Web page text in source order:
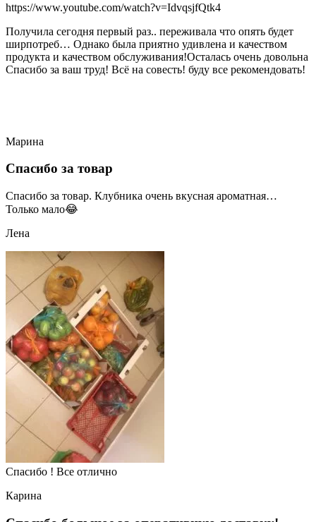
https://www.youtube.com/watch?v=IdvqsjfQtk4
Получила сегодня первый раз.. переживала что опять будет
ширпотреб… Однако была приятно удивлена и качеством
продукта и качеством обслуживания!Осталась очень довольна
Спасибо за ваш труд! Всё на совесть! буду все рекомендовать!
Марина
Спасибо за товар
Спасибо за товар. Клубника очень вкусная ароматная…
Только мало😂
Лена
Спасибо ! Все отлично
Карина